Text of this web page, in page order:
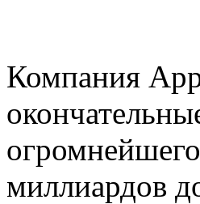
Компания
миллиардов